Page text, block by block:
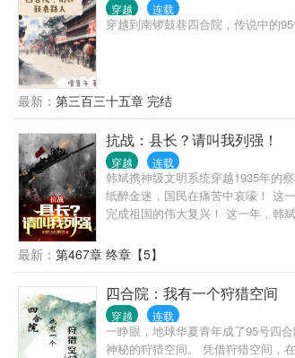
穿越 连载
穿越到南锣鼓巷四合院，传说中的
最新： 第三百三十五章 完结
抗战：县长？请叫我列强！
穿越 连载
韩斌携神级文明系统穿越1935年的
纸醉金迷，国民在痛苦中哀嚎！ 这
完成祖国的伟大复兴！ 这一年，韩
最新： 第467章 终章【5】
四合院：我有一个狩猎空间
穿越 连载
一睁眼，地球华夏青年成了95号四
神秘的狩猎空间。 凭借狩猎空间，